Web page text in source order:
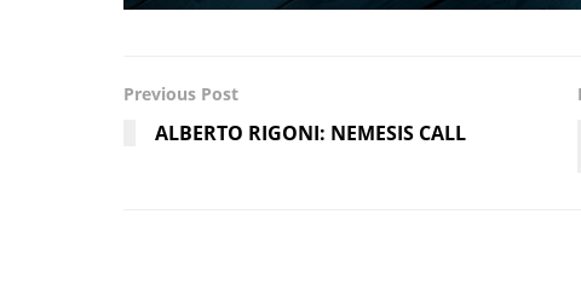
Previous Post
ALBERTO RIGONI: NEMESIS CALL